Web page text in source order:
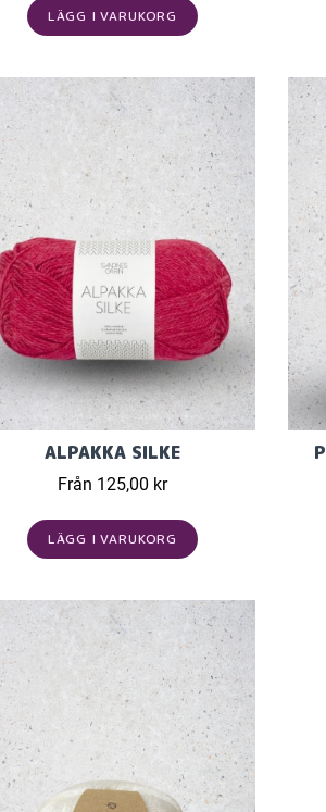
LÄGG I VARUKORG
ALPAKKA SILKE
Från 125,00 kr
LÄGG I VARUKORG